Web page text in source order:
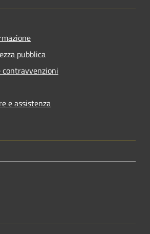
pubblica
e assistenza